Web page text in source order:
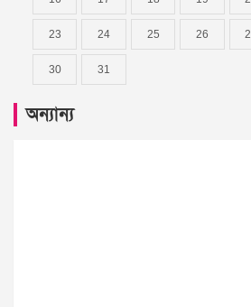
23 24 25 26
30 31
অন্যান্য